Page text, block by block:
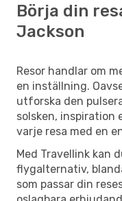
Börja din
Jackson
Resor handlar om
en inställning.
utforska den
solsken, inspiration
varje resa med en
Med Travellink kan
flygalternativ,
som passar din